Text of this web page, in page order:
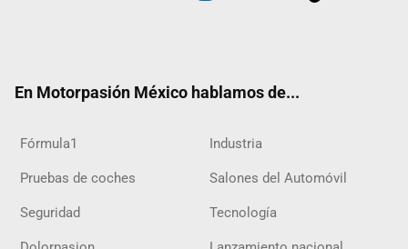
En Motorpasión México hablamos de...
Fórmula1 Industria
Pruebas de coches Salones del Automóvil
Seguridad Tecnología